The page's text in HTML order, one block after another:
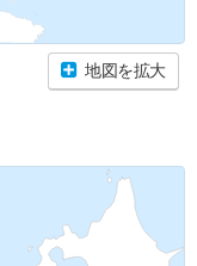
地図を拡大